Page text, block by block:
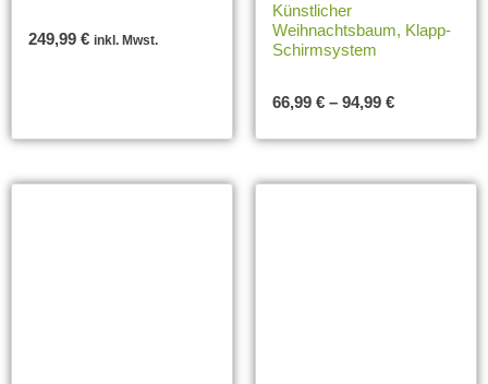
249,99 € inkl. Mwst.
Künstlicher
Weihnachtsbaum, Klapp-
Schirmsystem
66,99 € – 94,99 €